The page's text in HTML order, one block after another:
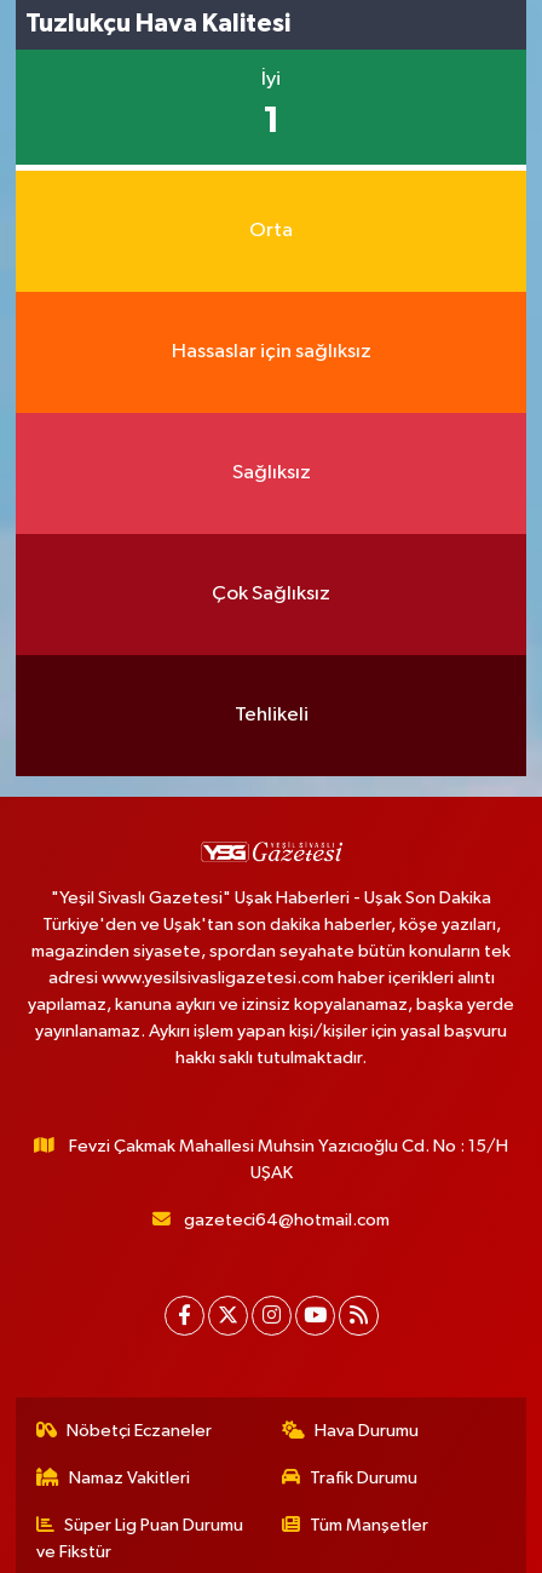
Tuzlukçu Hava Kalitesi
İyi
1
Orta
Hassaslar için sağlıksız
Sağlıksız
Çok Sağlıksız
Tehlikeli
"Yeşil Sivaslı Gazetesi" Uşak Haberleri - Uşak Son Dakika
Türkiye'den ve Uşak'tan son dakika haberler, köşe yazıları,
magazinden siyasete, spordan seyahate bütün konuların tek
adresi www.yesilsivasligazetesi.com haber içerikleri alıntı
yapılamaz, kanuna aykırı ve izinsiz kopyalanamaz, başka yerde
yayınlanamaz. Aykırı işlem yapan kişi/kişiler için yasal başvuru
hakkı saklı tutulmaktadır.
Fevzi Çakmak Mahallesi Muhsin Yazıcıoğlu Cd. No : 15/H
UŞAK
gazeteci64@hotmail.com
Nöbetçi Eczaneler Hava Durumu
Namaz Vakitleri Trafik Durumu
Süper Lig Puan Durumu
ve Fikstür
Tüm Manşetler